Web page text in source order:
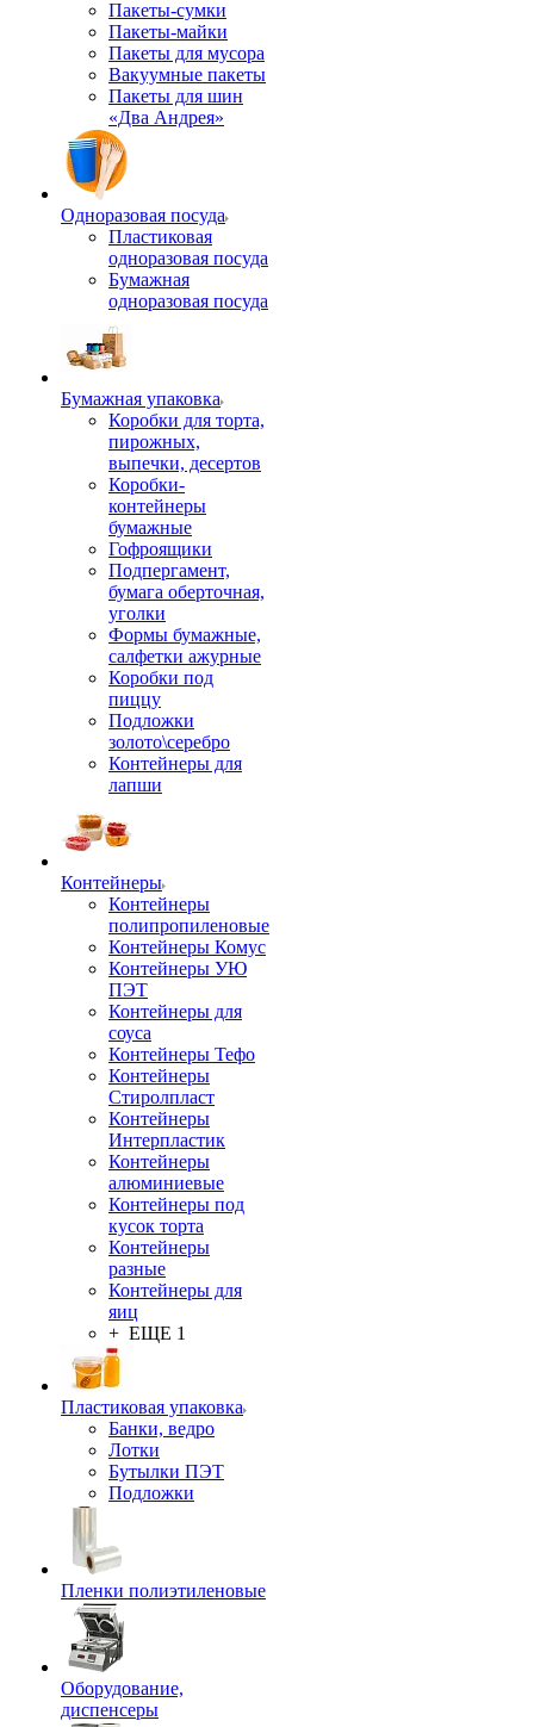
Пакеты-сумки
Пакеты-майки
Пакеты для мусора
Вакуумные пакеты
Пакеты для шин
«Два Андрея»
Одноразовая посуда
Пластиковая
одноразовая посуда
Бумажная
одноразовая посуда
Бумажная упаковка
Коробки для торта,
пирожных,
выпечки, десертов
Коробки-
контейнеры
бумажные
Гофроящики
Подпергамент,
бумага оберточная,
уголки
Формы бумажные,
салфетки ажурные
Коробки под
пиццу
Подложки
золото\серебро
Контейнеры для
лапши
Контейнеры
Контейнеры
полипропиленовые
Контейнеры Комус
Контейнеры УЮ
ПЭТ
Контейнеры для
соуса
Контейнеры Тефо
Контейнеры
Стиролпласт
Контейнеры
Интерпластик
Контейнеры
алюминиевые
Контейнеры под
кусок торта
Контейнеры
разные
Контейнеры для
яиц
+ ЕЩЕ 1
Пластиковая упаковка
Банки, ведро
Лотки
Бутылки ПЭТ
Подложки
Пленки полиэтиленовые
Оборудование,
диспенсеры